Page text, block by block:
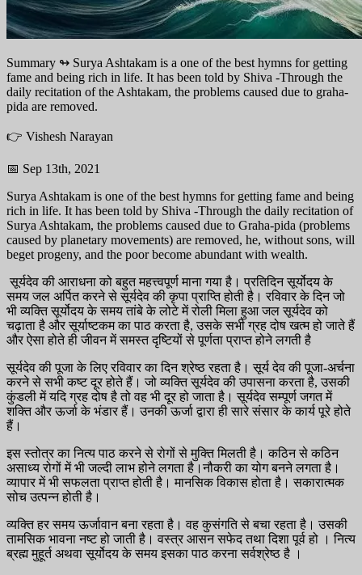
Summary ↬ Surya Ashtakam is a one of the best hymns for getting
fame and being rich in life. It has been told by Shiva -Through the
daily recitation of the Ashtakam, the problems caused due to graha-
pida are removed.
👉 Vishesh Narayan
📅 Sep 13th, 2021
Surya Ashtakam is one of the best hymns for getting fame and being
rich in life. It has been told by Shiva -Through the daily recitation of
Surya Ashtakam, the problems caused due to Graha-pida (problems
caused by planetary movements) are removed, he, without sons, will
beget progeny, and the poor become abundant with wealth.
सूर्यदेव की आराधना को बहुत महत्त्वपूर्ण माना गया है। प्रतिदिन सूर्योदय के
समय जल अर्पित करने से सूर्यदेव की कृपा प्राप्ति होती है। रविवार के दिन जो
भी व्यक्ति सूर्योदय के समय तांबे के लोटे में रोली मिला हुआ जल सूर्यदेव को
चढ़ाता है और सूर्याष्टकम का पाठ करता है, उसके सभी ग्रह दोष खत्म हो जाते हैं
और ऐसा होते ही जीवन में समस्त दृष्टियों से पूर्णता प्राप्त होने लगती है
सूर्यदेव की पूजा के लिए रविवार का दिन श्रेष्ठ रहता है। सूर्य देव की पूजा-अर्चना
करने से सभी कष्ट दूर होते हैं। जो व्यक्ति सूर्यदेव की उपासना करता है, उसकी
कुंडली में यदि ग्रह दोष है तो वह भी दूर हो जाता है। सूर्यदेव सम्पूर्ण जगत में
शक्ति और ऊर्जा के भंडार हैं। उनकी ऊर्जा द्वारा ही सारे संसार के कार्य पूरे होते
हैं।
इस स्तोत्र का नित्य पाठ करने से रोगों से मुक्ति मिलती है। कठिन से कठिन
असाध्य रोगों में भी जल्दी लाभ होने लगता है।नौकरी का योग बनने लगता है।
व्यापार में भी सफलता प्राप्त होती है। मानसिक विकास होता है। सकारात्मक
सोच उत्पन्न होती है।
व्यक्ति हर समय ऊर्जावान बना रहता है। वह कुसंगति से बचा रहता है। उसकी
तामसिक भावना नष्ट हो जाती है। वस्त्र आसन सफेद तथा दिशा पूर्व हो । नित्य
ब्रह्म मुहूर्त अथवा सूर्योदय के समय इसका पाठ करना सर्वश्रेष्ठ है ।